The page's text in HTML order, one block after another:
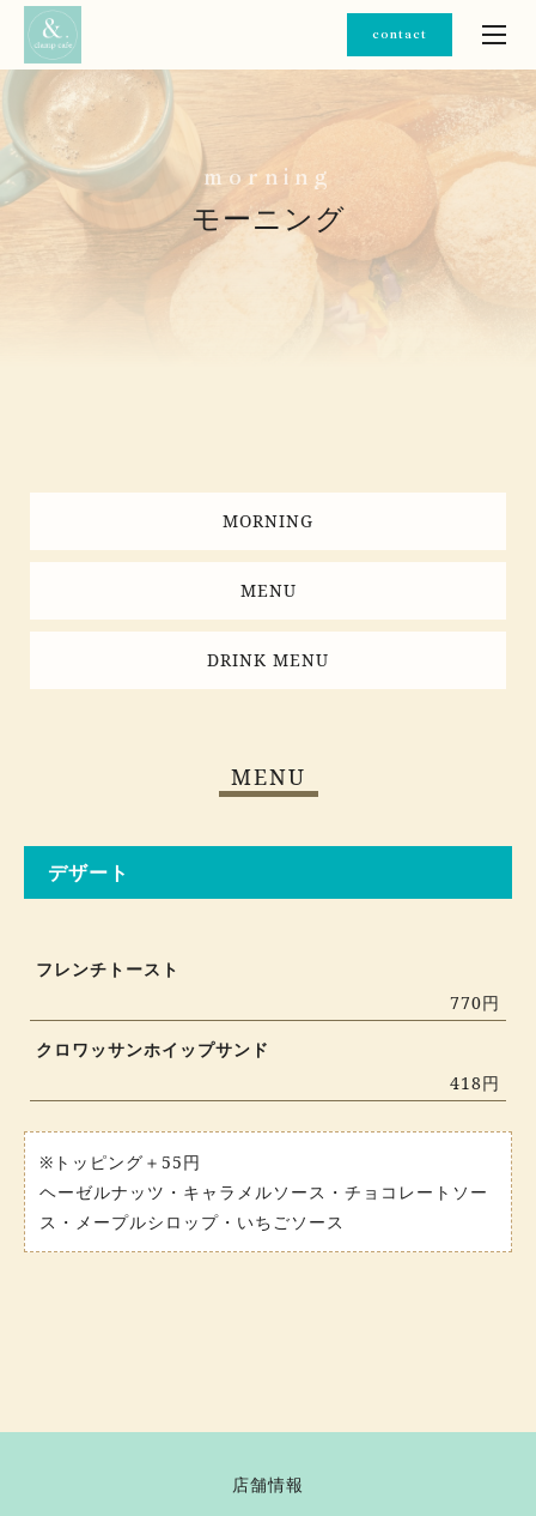
contact
モーニング
m o r n i n g
MORNING
MENU
DRINK MENU
MENU
デザート
フレンチトースト
770円
クロワッサンホイップサンド
418円
※トッピング＋55円
ヘーゼルナッツ・キャラメルソース・チョコレートソー
ス・メープルシロップ・いちごソース
店舗情報